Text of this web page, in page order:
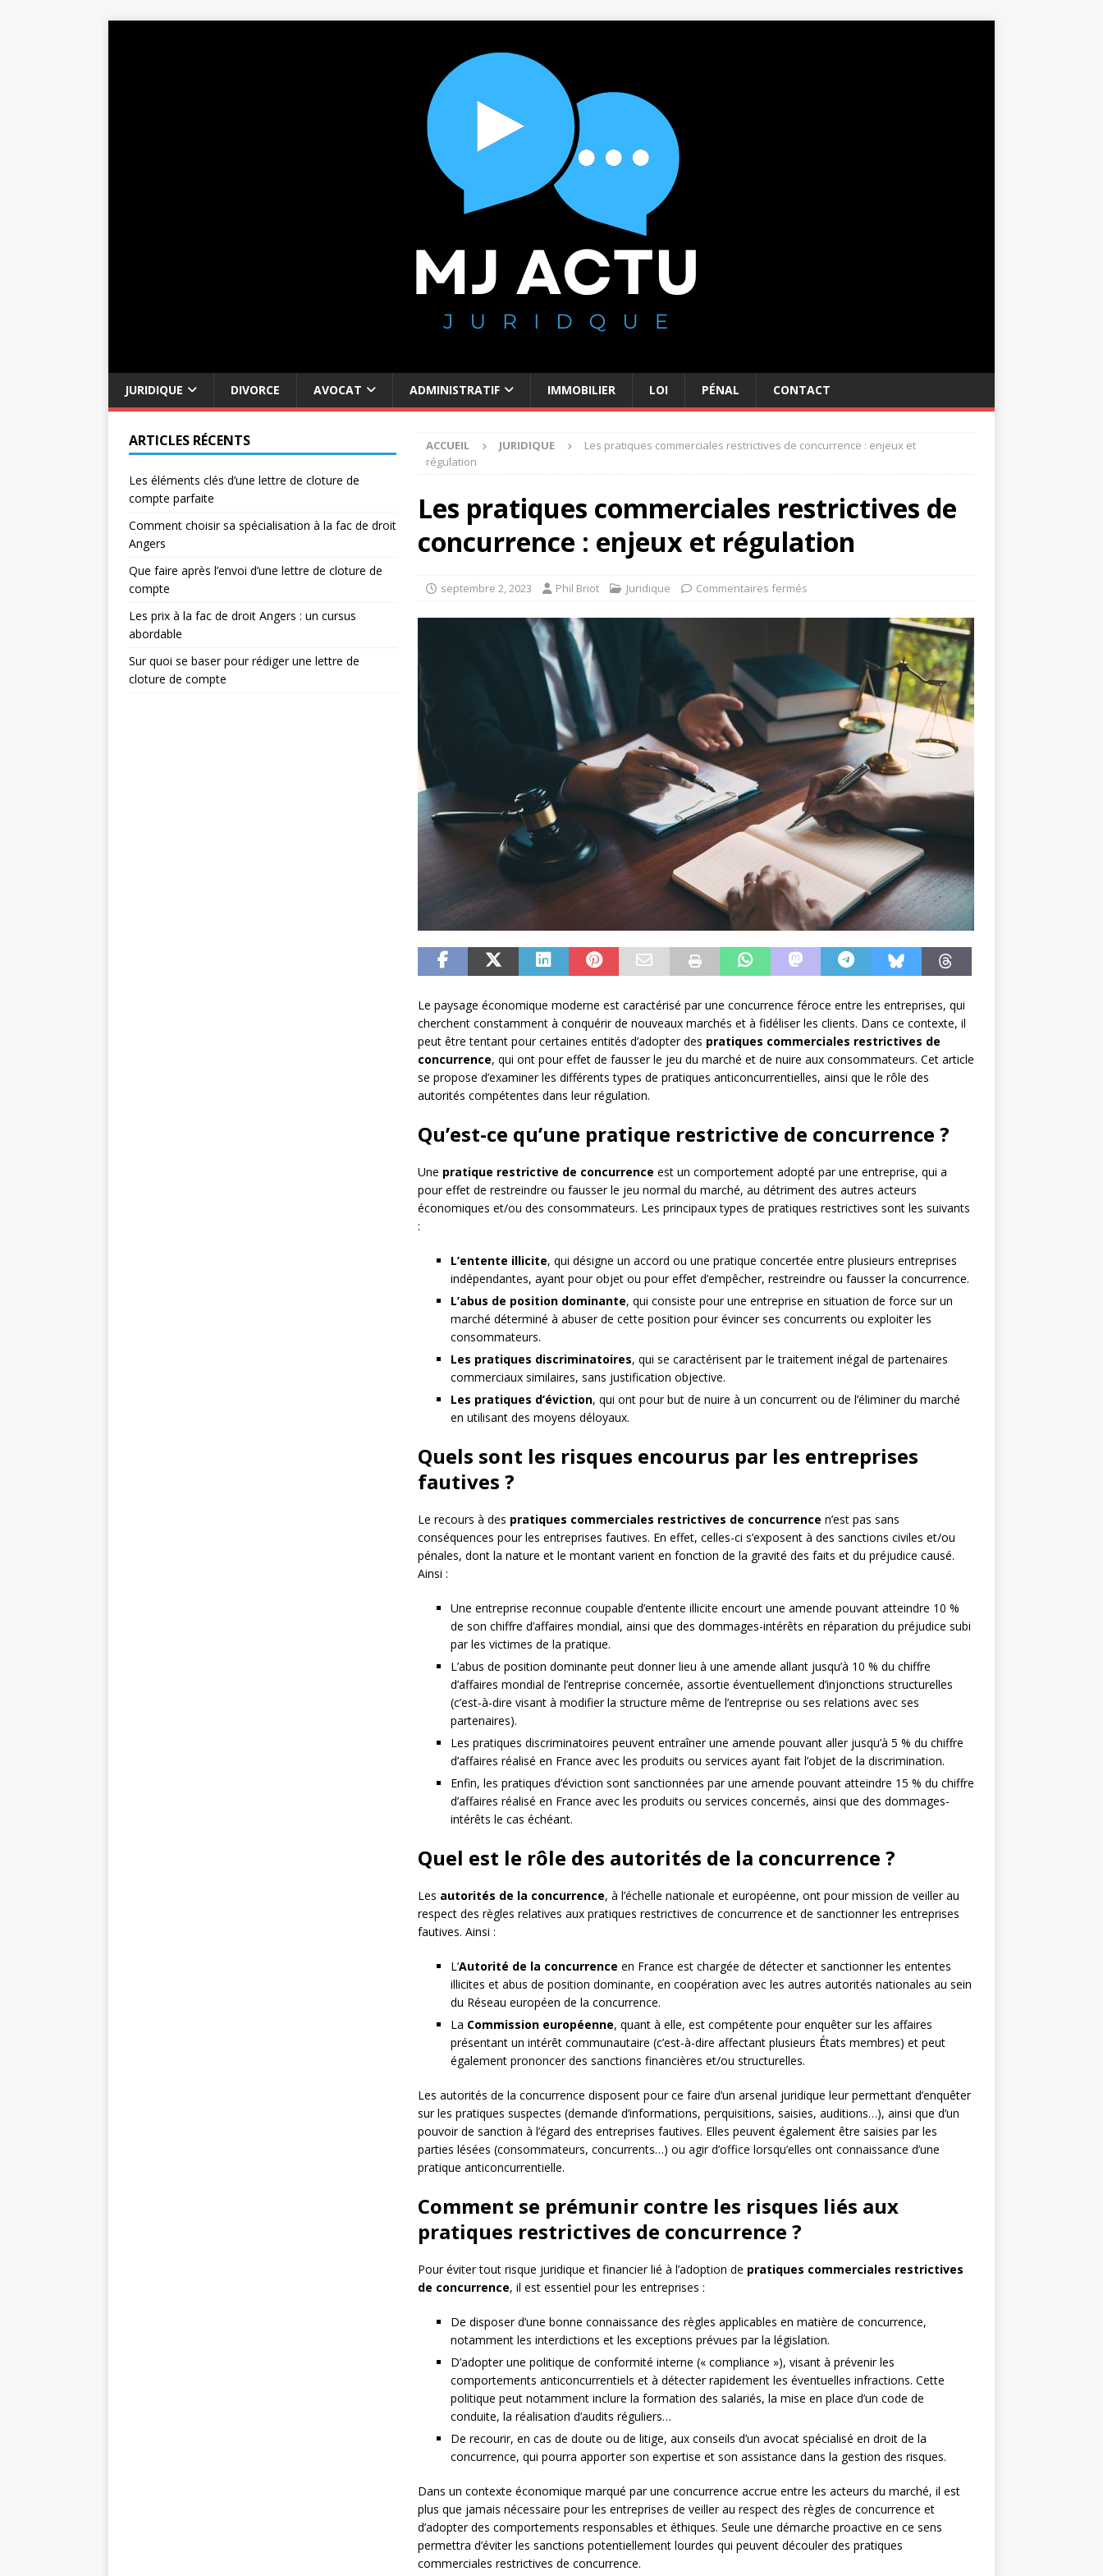
JURIDIQUE DIVORCE AVOCAT ADMINISTRATIF IMMOBILIER LOI PÉNAL CONTACT
ACCUEIL JURIDIQUE
Les pratiques commerciales restrictives de concurrence : enjeux et
régulation
Les pratiques commerciales restrictives de
concurrence : enjeux et régulation
septembre 2, 2023 Phil Briot Juridique Commentaires fermés
Le paysage économique moderne est caractérisé par une concurrence féroce entre les entreprises, qui
cherchent constamment à conquérir de nouveaux marchés et à fidéliser les clients. Dans ce contexte, il
peut être tentant pour certaines entités d’adopter des pratiques commerciales restrictives de
concurrence, qui ont pour effet de fausser le jeu du marché et de nuire aux consommateurs. Cet article
se propose d’examiner les différents types de pratiques anticoncurrentielles, ainsi que le rôle des
autorités compétentes dans leur régulation.
Qu’est-ce qu’une pratique restrictive de concurrence ?
Une pratique restrictive de concurrence est un comportement adopté par une entreprise, qui a
pour effet de restreindre ou fausser le jeu normal du marché, au détriment des autres acteurs
économiques et/ou des consommateurs. Les principaux types de pratiques restrictives sont les suivants
:
L’entente illicite, qui désigne un accord ou une pratique concertée entre plusieurs entreprises
indépendantes, ayant pour objet ou pour effet d’empêcher, restreindre ou fausser la concurrence.
L’abus de position dominante, qui consiste pour une entreprise en situation de force sur un
marché déterminé à abuser de cette position pour évincer ses concurrents ou exploiter les
consommateurs.
Les pratiques discriminatoires, qui se caractérisent par le traitement inégal de partenaires
commerciaux similaires, sans justification objective.
Les pratiques d’éviction, qui ont pour but de nuire à un concurrent ou de l’éliminer du marché
en utilisant des moyens déloyaux.
Quels sont les risques encourus par les entreprises
fautives ?
Le recours à des pratiques commerciales restrictives de concurrence n’est pas sans
conséquences pour les entreprises fautives. En effet, celles-ci s’exposent à des sanctions civiles et/ou
pénales, dont la nature et le montant varient en fonction de la gravité des faits et du préjudice causé.
Ainsi :
Une entreprise reconnue coupable d’entente illicite encourt une amende pouvant atteindre 10 %
de son chiffre d’affaires mondial, ainsi que des dommages-intérêts en réparation du préjudice subi
par les victimes de la pratique.
L’abus de position dominante peut donner lieu à une amende allant jusqu’à 10 % du chiffre
d’affaires mondial de l’entreprise concernée, assortie éventuellement d’injonctions structurelles
(c’est-à-dire visant à modifier la structure même de l’entreprise ou ses relations avec ses
partenaires).
Les pratiques discriminatoires peuvent entraîner une amende pouvant aller jusqu’à 5 % du chiffre
d’affaires réalisé en France avec les produits ou services ayant fait l’objet de la discrimination.
Enfin, les pratiques d’éviction sont sanctionnées par une amende pouvant atteindre 15 % du chiffre
d’affaires réalisé en France avec les produits ou services concernés, ainsi que des dommages-
intérêts le cas échéant.
Quel est le rôle des autorités de la concurrence ?
Les autorités de la concurrence, à l’échelle nationale et européenne, ont pour mission de veiller au
respect des règles relatives aux pratiques restrictives de concurrence et de sanctionner les entreprises
fautives. Ainsi :
L’Autorité de la concurrence en France est chargée de détecter et sanctionner les ententes
illicites et abus de position dominante, en coopération avec les autres autorités nationales au sein
du Réseau européen de la concurrence.
La Commission européenne, quant à elle, est compétente pour enquêter sur les affaires
présentant un intérêt communautaire (c’est-à-dire affectant plusieurs États membres) et peut
également prononcer des sanctions financières et/ou structurelles.
Les autorités de la concurrence disposent pour ce faire d’un arsenal juridique leur permettant d’enquêter
sur les pratiques suspectes (demande d’informations, perquisitions, saisies, auditions…), ainsi que d’un
pouvoir de sanction à l’égard des entreprises fautives. Elles peuvent également être saisies par les
parties lésées (consommateurs, concurrents…) ou agir d’office lorsqu’elles ont connaissance d’une
pratique anticoncurrentielle.
Comment se prémunir contre les risques liés aux
pratiques restrictives de concurrence ?
Pour éviter tout risque juridique et financier lié à l’adoption de pratiques commerciales restrictives
de concurrence, il est essentiel pour les entreprises :
De disposer d’une bonne connaissance des règles applicables en matière de concurrence,
notamment les interdictions et les exceptions prévues par la législation.
D’adopter une politique de conformité interne (« compliance »), visant à prévenir les
comportements anticoncurrentiels et à détecter rapidement les éventuelles infractions. Cette
politique peut notamment inclure la formation des salariés, la mise en place d’un code de
conduite, la réalisation d’audits réguliers…
De recourir, en cas de doute ou de litige, aux conseils d’un avocat spécialisé en droit de la
concurrence, qui pourra apporter son expertise et son assistance dans la gestion des risques.
Dans un contexte économique marqué par une concurrence accrue entre les acteurs du marché, il est
plus que jamais nécessaire pour les entreprises de veiller au respect des règles de concurrence et
d’adopter des comportements responsables et éthiques. Seule une démarche proactive en ce sens
permettra d’éviter les sanctions potentiellement lourdes qui peuvent découler des pratiques
commerciales restrictives de concurrence.
ARTICLES RÉCENTS
Les éléments clés d’une lettre de cloture de
compte parfaite
Comment choisir sa spécialisation à la fac de droit
Angers
Que faire après l’envoi d’une lettre de cloture de
compte
Les prix à la fac de droit Angers : un cursus
abordable
Sur quoi se baser pour rédiger une lettre de
cloture de compte